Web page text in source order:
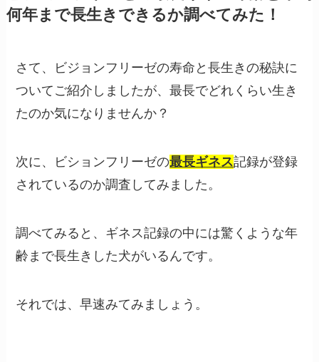
何年まで長生きできるか調べてみた！
さて、ビジョンフリーゼの寿命と長生きの秘訣に
ついてご紹介しましたが、最長でどれくらい生き
たのか気になりませんか？
次に、ビションフリーゼの最長ギネス記録が登録
されているのか調査してみました。
調べてみると、ギネス記録の中には驚くような年
齢まで長生きした犬がいるんです。
それでは、早速みてみましょう。